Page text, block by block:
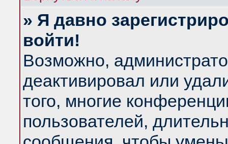
» Я давно
войти!
Возможно,
деактивировал или
того, многие
пользователей,